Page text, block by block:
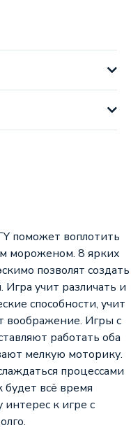
поможет воплотить
мороженом. 8 ярких
позволят создать
учит различать и
способности, учит
воображение. Игры с
работать оба
мелкую моторику.
процессами
будет всё время
интерес к игре с